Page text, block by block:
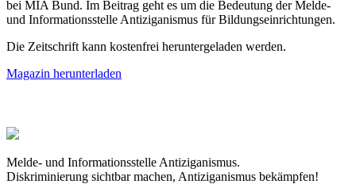
bei MIA Bund. Im Beitrag geht es um die Bedeutung der Melde-
und Informationsstelle Antiziganismus für Bildungseinrichtungen.
Die Zeitschrift kann kostenfrei heruntergeladen werden.
Magazin herunterladen
Melde- und Informationsstelle Antiziganismus.
Diskriminierung sichtbar machen, Antiziganismus bekämpfen!